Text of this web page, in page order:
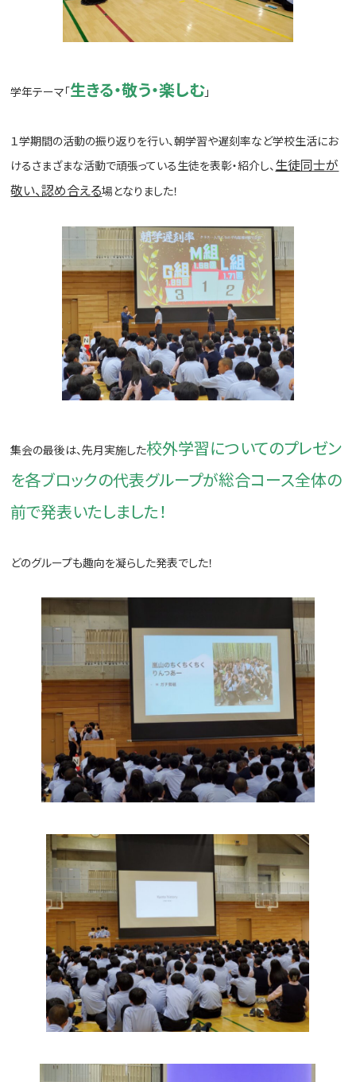
学年テーマ「生きる・敬う・楽しむ」
１学期間の活動の振り返りを行い、朝学習や遅刻率など学校生活にお
けるさまざまな活動で頑張っている生徒を表彰・紹介し、生徒同士が
敬い、認め合える場となりました！
集会の最後は、先月実施した校外学習についてのプレゼン
を各ブロックの代表グループが総合コース全体の
前で発表いたしました！
どのグループも趣向を凝らした発表でした！